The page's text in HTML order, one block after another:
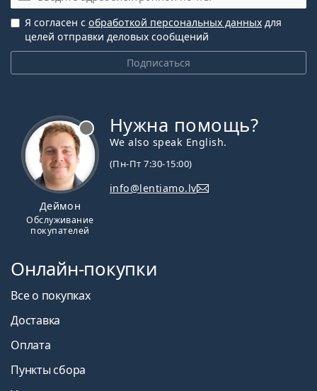
Подписаться
Я согласен с обработкой персональных данных для
целей отправки деловых сообщений
Деймон
Обслуживание
покупателей
Нужна помощь?
We also speak English.
(Пн-Пт 7:30-15:00)
info@lentiamo.lv
Онлайн-покупки
Все о покупках
Доставка
Оплата
Пункты сбора